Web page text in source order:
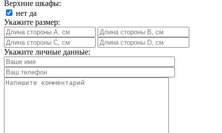
Верхние шкафы:
нет да
Укажите размер:
Укажите личные данные: